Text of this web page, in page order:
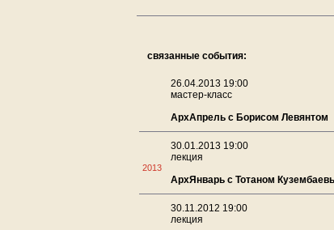
связанные события:
26.04.2013 19:00
мастер-класс
АрхАпрель с Борисом Левянтом
2013
30.01.2013 19:00
лекция
АрхЯнварь с Тотаном
30.11.2012 19:00
лекция